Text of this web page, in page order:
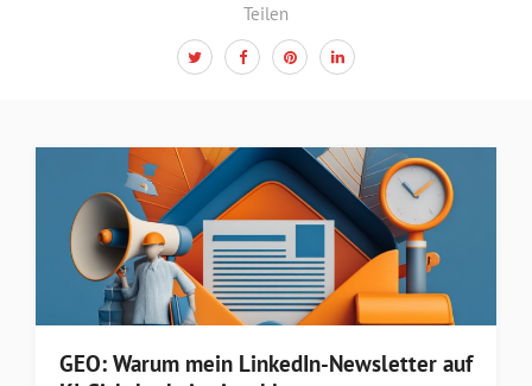
Teilen
GEO: Warum mein LinkedIn-Newsletter auf